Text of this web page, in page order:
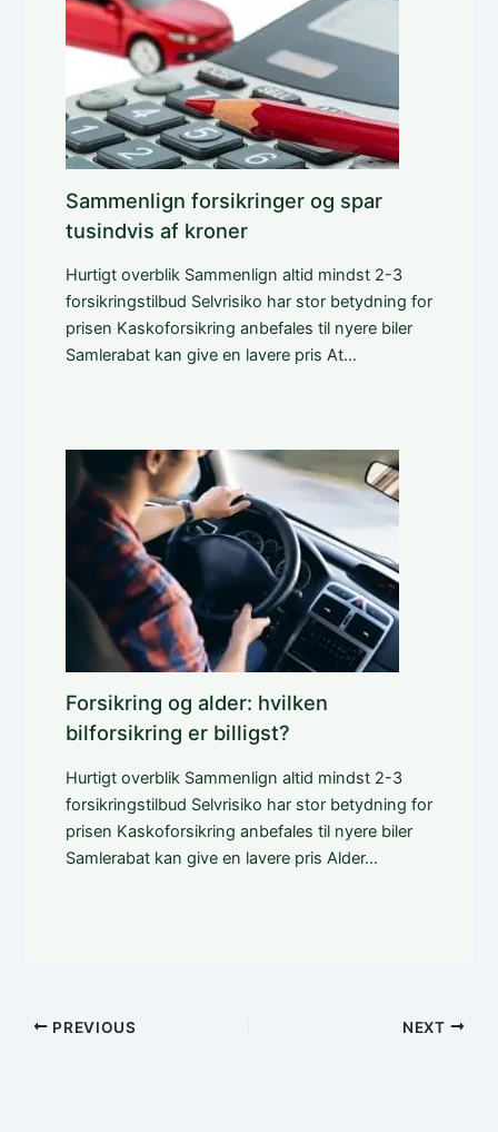
Sammenlign forsikringer og spar
tusindvis af kroner
Hurtigt overblik Sammenlign altid mindst 2-3
forsikringstilbud Selvrisiko har stor betydning for
prisen Kaskoforsikring anbefales til nyere biler
Samlerabat kan give en lavere pris At…
Forsikring og alder: hvilken
bilforsikring er billigst?
Hurtigt overblik Sammenlign altid mindst 2-3
forsikringstilbud Selvrisiko har stor betydning for
prisen Kaskoforsikring anbefales til nyere biler
Samlerabat kan give en lavere pris Alder…
PREVIOUS NEXT